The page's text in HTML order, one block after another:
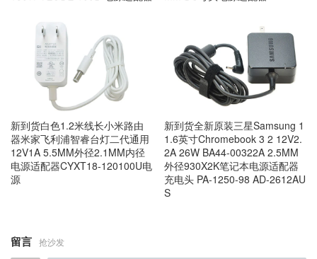
新到货白色1.2米线长小米路由
器米家飞利浦智睿台灯二代通用
12V1A 5.5MM外径2.1MM内径
电源适配器CYXT18-120100U电
源
新到货全新原装三星Samsung 1
1.6英寸Chromebook 3 2 12V2.
2A 26W BA44-00322A 2.5MM
外径930X2K笔记本电源适配器
充电头 PA-1250-98 AD-2612AU
S
留言 抢沙发